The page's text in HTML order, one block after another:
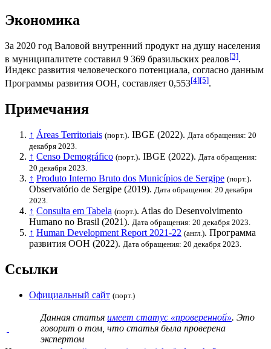
Экономика
За 2020 год Валовой внутренний продукт на душу населения
в муниципалитете составил 9 369 бразильских реалов[3].
Индекс развития человеческого потенциала, согласно данным
Программы развития ООН, составляет 0,553[4][5].
Примечания
↑ Áreas Territoriais (порт.). IBGE (2022). Дата обращения: 20
декабря 2023.
↑ Censo Demográfico (порт.). IBGE (2022). Дата обращения:
20 декабря 2023.
↑ Produto Interno Bruto dos Municípios de Sergipe (порт.).
Observatório de Sergipe (2019). Дата обращения: 20 декабря
2023.
↑ Consulta em Tabela (порт.). Atlas do Desenvolvimento
Humano no Brasil (2021). Дата обращения: 20 декабря 2023.
↑ Human Development Report 2021-22 (англ.). Программа
развития ООН (2022). Дата обращения: 20 декабря 2023.
Ссылки
Официальный сайт (порт.)
Данная статья имеет статус «проверенной». Это
говорит о том, что статья была проверена
экспертом